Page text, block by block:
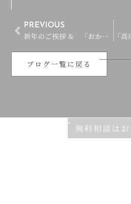
PREVIOUS
新年のご挨拶 & 「おかむら小児歯科クリニックリノベーション」お引渡し！
ブログ一覧に戻る
無料相談はお